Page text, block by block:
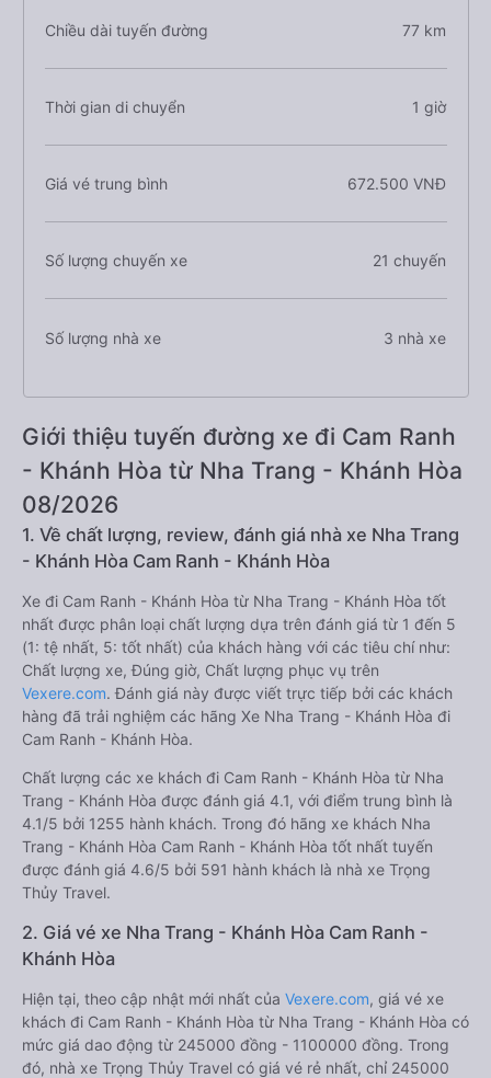
Chiều dài tuyến đường 77 km
Thời gian di chuyển 1 giờ
Giá vé trung bình 672.500 VNĐ
Số lượng chuyến xe 21 chuyến
Số lượng nhà xe 3 nhà xe
Giới thiệu tuyến đường xe đi Cam Ranh
- Khánh Hòa từ Nha Trang - Khánh Hòa
08/2026
1. Về chất lượng, review, đánh giá nhà xe Nha Trang
- Khánh Hòa Cam Ranh - Khánh Hòa
Xe đi Cam Ranh - Khánh Hòa từ Nha Trang - Khánh Hòa tốt
nhất được phân loại chất lượng dựa trên đánh giá từ 1 đến 5
(1: tệ nhất, 5: tốt nhất) của khách hàng với các tiêu chí như:
Chất lượng xe, Đúng giờ, Chất lượng phục vụ trên
Vexere.com. Đánh giá này được viết trực tiếp bởi các khách
hàng đã trải nghiệm các hãng Xe Nha Trang - Khánh Hòa đi
Cam Ranh - Khánh Hòa.
Chất lượng các xe khách đi Cam Ranh - Khánh Hòa từ Nha
Trang - Khánh Hòa được đánh giá 4.1, với điểm trung bình là
4.1/5 bởi 1255 hành khách. Trong đó hãng xe khách Nha
Trang - Khánh Hòa Cam Ranh - Khánh Hòa tốt nhất tuyến
được đánh giá 4.6/5 bởi 591 hành khách là nhà xe Trọng
Thủy Travel.
2. Giá vé xe Nha Trang - Khánh Hòa Cam Ranh -
Khánh Hòa
Hiện tại, theo cập nhật mới nhất của Vexere.com, giá vé xe
khách đi Cam Ranh - Khánh Hòa từ Nha Trang - Khánh Hòa có
mức giá dao động từ 245000 đồng - 1100000 đồng. Trong
đó, nhà xe Trọng Thủy Travel có giá vé rẻ nhất, chỉ 245000